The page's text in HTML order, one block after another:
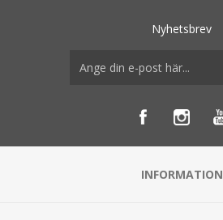
Nyhetsbrev
INFORMATION